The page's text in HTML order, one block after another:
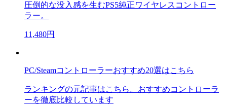
圧倒的な没入感を生むPS5純正ワイヤレスコントロー
ラー。
11,480円
PC/Steamコントローラーおすすめ20選はこちら
ランキングの元記事はこちら。おすすめコントローラ
ーを徹底比較しています